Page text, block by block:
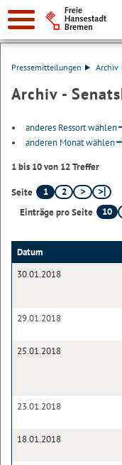
Suche:
Pressemitteilungen Archiv
Archiv -
anderes Ressort wählen
anderen Monat wählen
1 bis 10 von 12 Treffer
Seite 1
2
Einträge pro Seite
10
Datum
30.01.2018
29.01.2018
25.01.2018
23.01.2018
18.01.2018